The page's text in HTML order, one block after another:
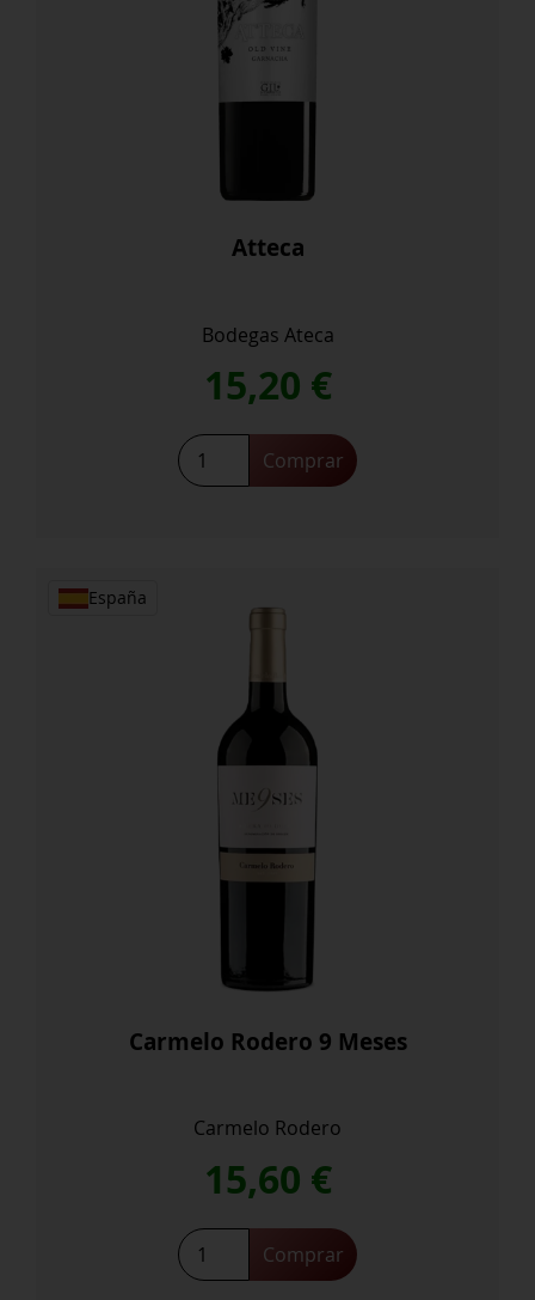
Atteca
Bodegas Ateca
15,20 €
Atteca
cantidad
Comprar
España
Carmelo Rodero 9 Meses
Carmelo Rodero
15,60 €
Carmelo
Rodero
Comprar